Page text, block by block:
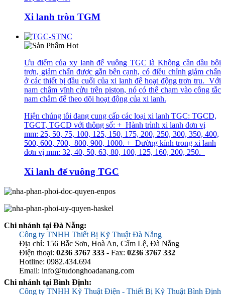
Xi lanh tròn TGM
Ưu điểm của xy lanh đế vuông TGC là Không cần dầu bôi
trơn, giảm chấn được gắn bên cạnh, có điều chỉnh giảm chấn
ở các thiết bị đầu cuối của xi lanh để hoạt động trơn tru. Với
nam châm vĩnh cửu trên piston, nó có thể chạm vào công tắc
nam châm để theo dõi hoạt động của xi lanh.
Hiện chúng tôi đang cung cấp các loại xi lanh TGC: TGCD,
TGCT, TGCD với thông số: + Hành trình xi lanh đơn vị
mm: 25, 50, 75, 100, 125, 150, 175, 200, 250, 300, 350, 400,
500, 600, 700, 800, 900, 1000. + Đường kính trong xi lanh
đơn vị mm: 32, 40, 50, 63, 80, 100, 125, 160, 200, 250.
Xi lanh đế vuông TGC
Chi nhánh tại Đà Nẵng:
Công ty TNHH Thiết Bị Kỹ Thuật Đà Nẵng
Địa chỉ: 156 Bắc Sơn, Hoà An, Cẩm Lệ, Đà Nẵng
Điện thoại: 0236 3767 333 - Fax: 0236 3767 332
Hotline: 0982.434.694
Email: info@tudonghoadanang.com
Chi nhánh tại Bình Định:
Công ty TNHH Kỹ Thuật Điện - Thiết Bị Kỹ Thuật Bình Định